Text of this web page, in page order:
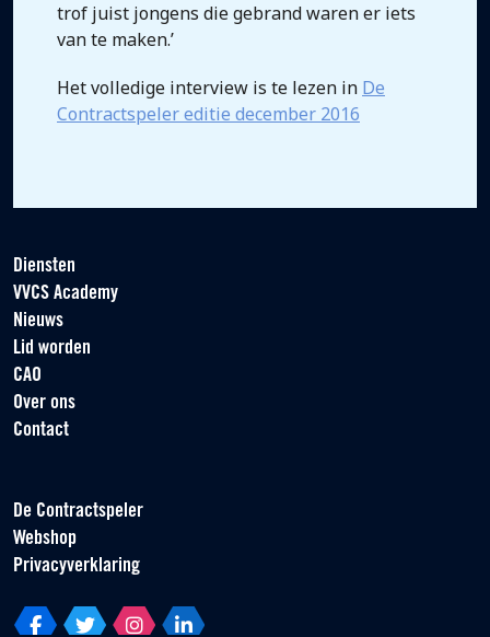
trof juist jongens die gebrand waren er iets
van te maken.’
Het volledige interview is te lezen in De
Contractspeler editie december 2016
Diensten
VVCS Academy
Nieuws
Lid worden
CAO
Over ons
Contact
De Contractspeler
Webshop
Privacyverklaring